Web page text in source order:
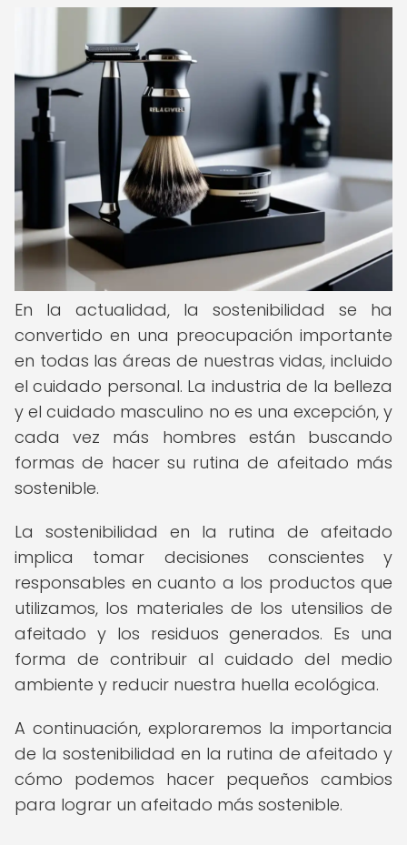
En la actualidad, la sostenibilidad se ha
convertido en una preocupación importante
en todas las áreas de nuestras vidas, incluido
el cuidado personal. La industria de la belleza
y el cuidado masculino no es una excepción, y
cada vez más hombres están buscando
formas de hacer su rutina de afeitado más
sostenible.
La sostenibilidad en la rutina de afeitado
implica tomar decisiones conscientes y
responsables en cuanto a los productos que
utilizamos, los materiales de los utensilios de
afeitado y los residuos generados. Es una
forma de contribuir al cuidado del medio
ambiente y reducir nuestra huella ecológica.
A continuación, exploraremos la importancia
de la sostenibilidad en la rutina de afeitado y
cómo podemos hacer pequeños cambios
para lograr un afeitado más sostenible.